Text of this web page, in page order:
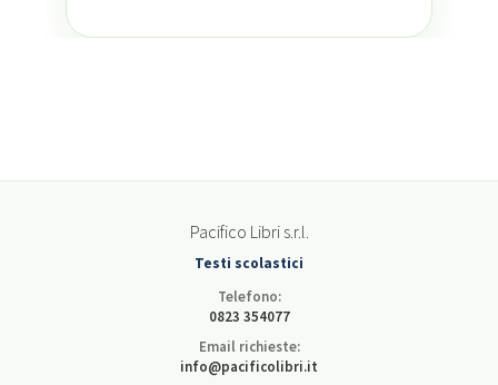
Pacifico Libri s.r.l.
Testi scolastici
Telefono:
0823 354077
Email richieste:
info@pacificolibri.it